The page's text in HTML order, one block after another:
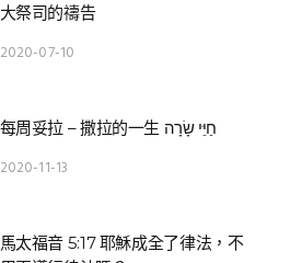
大祭司的禱告
2020-07-10
每周妥拉 – 撒拉的一生 חַיֵּי שָׂרָה
2020-11-13
馬太福音 5:17 耶穌成全了律法，不